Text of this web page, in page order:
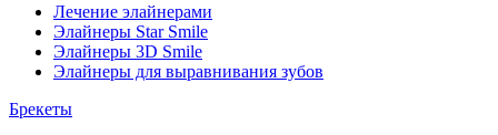
Лечение элайнерами
Элайнеры Star Smile
Элайнеры 3D Smile
Элайнеры для выравнивания зубов
Брекеты